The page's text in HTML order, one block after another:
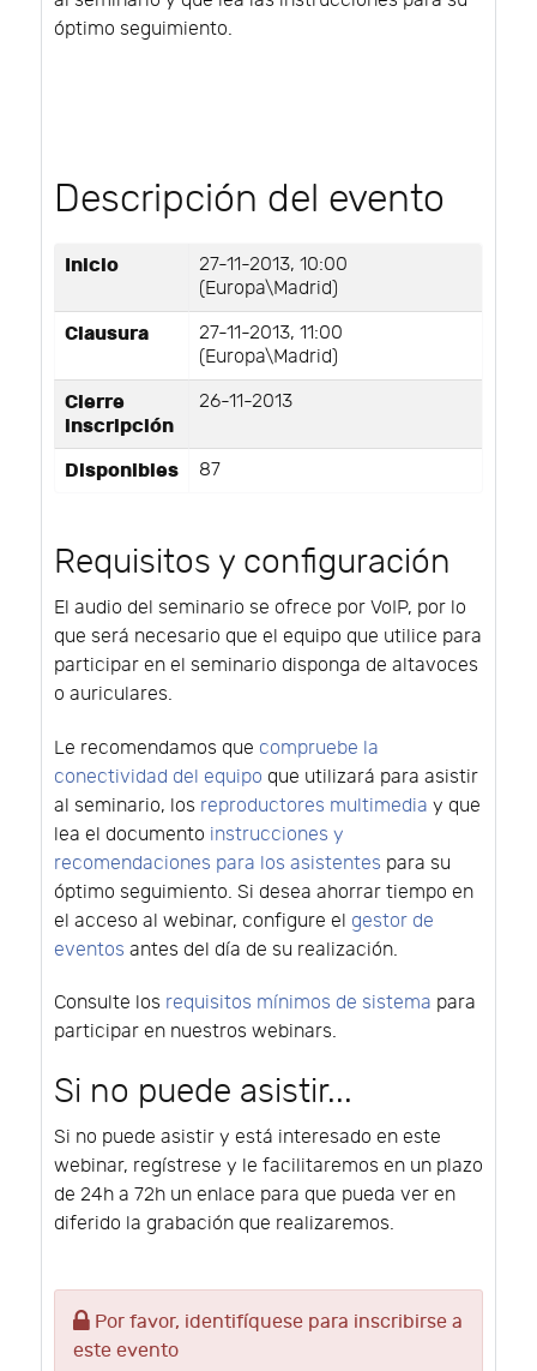
óptimo seguimiento.
Descripción del evento
Inicio
27-11-2013, 10:00
(Europa\Madrid)
Clausura
27-11-2013, 11:00
(Europa\Madrid)
Cierre
inscripción
26-11-2013
Disponibles 87
Requisitos y configuración
El audio del seminario se ofrece por VoIP, por lo
que será necesario que el equipo que utilice para
participar en el seminario disponga de altavoces
o auriculares.
Le recomendamos que compruebe la
conectividad del equipo que utilizará para asistir
al seminario, los reproductores multimedia y que
lea el documento instrucciones y
recomendaciones para los asistentes para su
óptimo seguimiento. Si desea ahorrar tiempo en
el acceso al webinar, configure el gestor de
eventos antes del día de su realización.
Consulte los requisitos mínimos de sistema para
participar en nuestros webinars.
Si no puede asistir...
Si no puede asistir y está interesado en este
webinar, regístrese y le facilitaremos en un plazo
de 24h a 72h un enlace para que pueda ver en
diferido la grabación que realizaremos.
Por favor, identifíquese para inscribirse a
este evento